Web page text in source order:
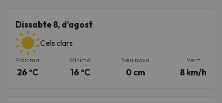
Dissabte 8, d’agost
Cels clars
Màxima
26 ºC
Mínima
16 ºC
Neu nova
0 cm
Vent
8 km/h